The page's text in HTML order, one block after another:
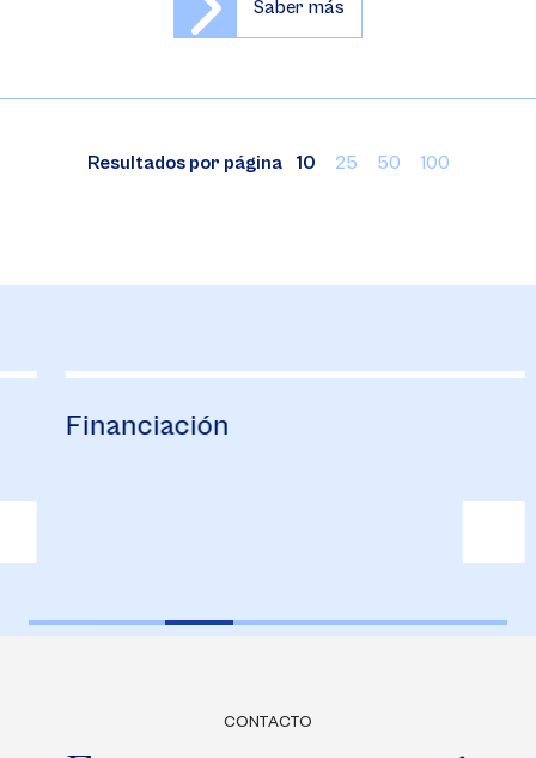
Saber más
Resultados por página 10 25 50 100
Financiación
CONTACTO